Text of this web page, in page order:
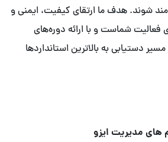
شوند. هدف ما ارتقای کیفیت، ایمنی و
فعالیت شماست و با ارائه دوره‌های
دستیابی به بالاترین استانداردها
های مدیریت ایزو